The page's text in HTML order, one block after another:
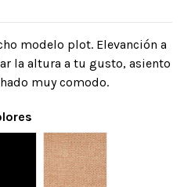
modelo plot. Elevanción a
la altura a tu gusto, asiento
muy comodo.
Beige